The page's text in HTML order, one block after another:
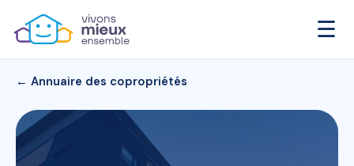
☰
← Annuaire des copropriétés